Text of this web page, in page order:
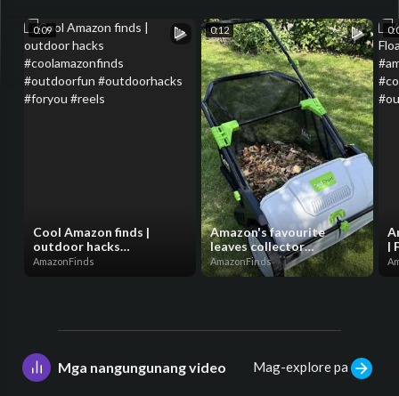
0:09
Cool Amazon finds |
outdoor hacks
#coolamazonfinds
AmazonFinds
0:12
Amazon's favourite
leaves collector
#amazonfinds #reels
#foryou
AmazonFinds
|
Mga nangungunang video Mag-explore pa